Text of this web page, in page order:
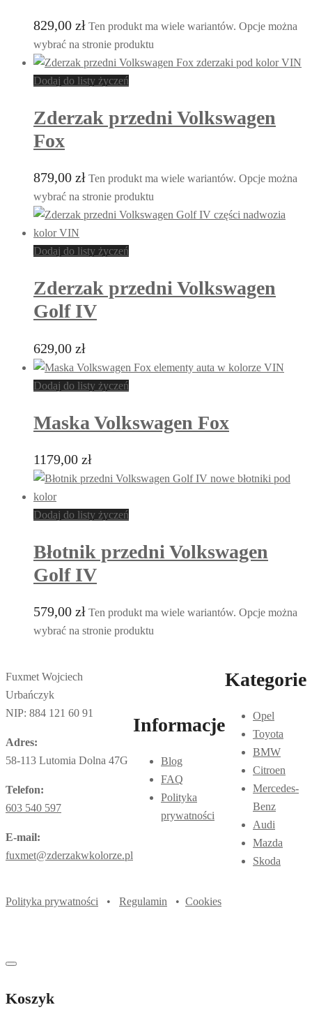
829,00 zł Ten produkt ma wiele wariantów. Opcje można
wybrać na stronie produktu
Dodaj do listy życzeń
Zderzak przedni Volkswagen
Fox
879,00 zł Ten produkt ma wiele wariantów. Opcje można
wybrać na stronie produktu
Dodaj do listy życzeń
Zderzak przedni Volkswagen
Golf IV
629,00 zł
Dodaj do listy życzeń
Maska Volkswagen Fox
1179,00 zł
Dodaj do listy życzeń
Błotnik przedni Volkswagen
Golf IV
579,00 zł Ten produkt ma wiele wariantów. Opcje można
wybrać na stronie produktu
Fuxmet Wojciech
Urbańczyk
NIP: 884 121 60 91
Adres:
58-113 Lutomia Dolna 47G
Telefon:
603 540 597
E-mail:
fuxmet@zderzakwkolorze.pl
Informacje
Blog
FAQ
Polityka
prywatności
Kategorie
Opel
Toyota
BMW
Citroen
Mercedes-
Benz
Audi
Mazda
Skoda
Polityka prywatności • Regulamin • Cookies
Koszyk